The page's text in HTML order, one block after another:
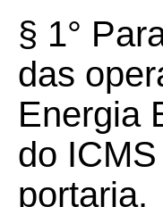
§ 1°
das
Energia
do
portaria.